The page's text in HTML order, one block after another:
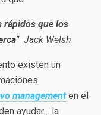
rápidos que los
Jack Welsh
existen un
management en el
ayudar… la